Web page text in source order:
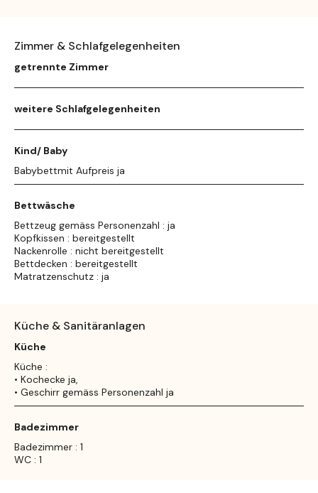
Zimmer & Schlafgelegenheiten
getrennte Zimmer
weitere Schlafgelegenheiten
Kind/ Baby
Babybettmit Aufpreis ja
Bettwäsche
Bettzeug gemäss Personenzahl : ja
Kopfkissen : bereitgestellt
Nackenrolle : nicht bereitgestellt
Bettdecken : bereitgestellt
Matratzenschutz : ja
Küche & Sanitäranlagen
Küche
Küche :
• Kochecke ja,
• Geschirr gemäss Personenzahl ja
Badezimmer
Badezimmer : 1
WC : 1